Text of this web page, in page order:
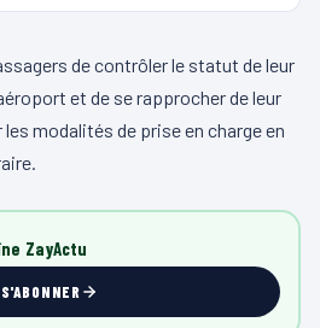
de contrôler le statut de leur
et de se rapprocher de leur
modalités de prise en charge en
ZayActu
S'ABONNER